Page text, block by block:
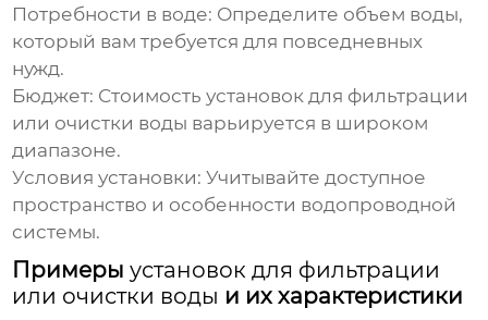
Потребности в воде: Определите объем воды,
который вам требуется для повседневных
нужд.
Бюджет: Стоимостьустановок для фильтрации
или очистки воды варьируется в широком
диапазоне.
Условия установки: Учитывайте доступное
пространство и особенности водопроводной
системы.
Примерыустановок для фильтрации
или очистки воды и их характеристики